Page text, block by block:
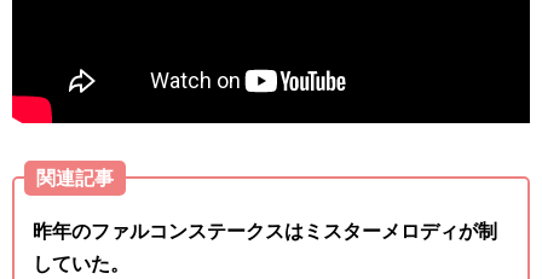
関連記事
昨年のファルコンステークスはミスターメロディが制
していた。